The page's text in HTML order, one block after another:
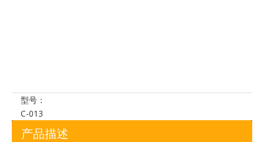
型号：
C-013
产品描述